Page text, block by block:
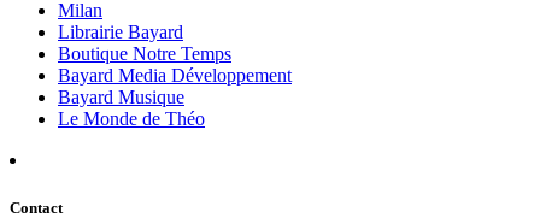
Milan
Librairie Bayard
Boutique Notre Temps
Bayard Media Développement
Bayard Musique
Le Monde de Théo
Contact